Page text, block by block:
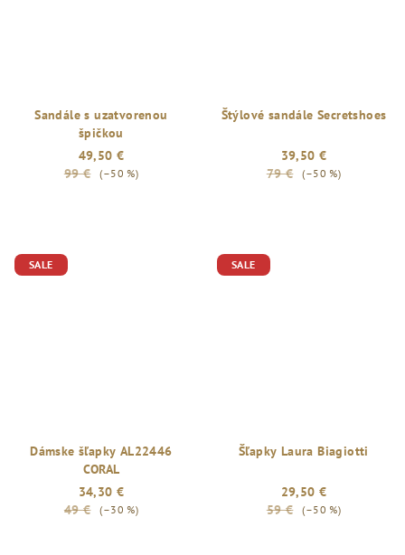
Sandále s uzatvorenou
špičkou
49,50 €
99 €
(–50 %)
Štýlové sandále Secretshoes
39,50 €
79 €
(–50 %)
SALE
Dámske šľapky AL22446
CORAL
34,30 €
49 €
(–30 %)
SALE
Šľapky Laura Biagiotti
29,50 €
59 €
(–50 %)